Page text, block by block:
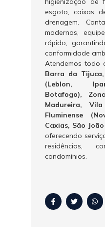
esgoto, caixas
drenagem.
modernos,
rápido,
conformidade
Atendemos todo
Barra da
(Leblon,
Botafogo),
Madureira,
Fluminense
Caxias, São
oferecendo
residências,
condomínios.